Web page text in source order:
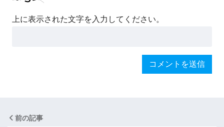
上に表示された文字を入力してください。
前の記事